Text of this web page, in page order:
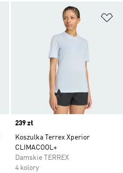
Dodaj do listy życzeń
Price
239 zł
Koszulka Terrex Xperior
CLIMACOOL+
Damskie TERREX
4 kolory